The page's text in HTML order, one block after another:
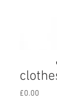
£0.00